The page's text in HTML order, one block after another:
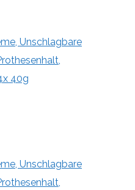
Unschlagbare
40g
Unschlagbare